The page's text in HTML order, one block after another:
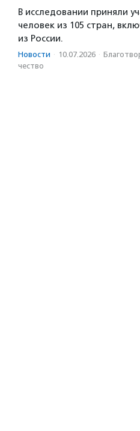
В исследовании приняли
человек из 105 стран,
из России.
Новости · 10.07.2026 ·
чест­во